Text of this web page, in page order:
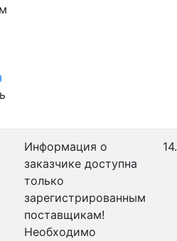
Информация о
заказчике доступна
только
зарегистрированным
поставщикам!
Необходимо